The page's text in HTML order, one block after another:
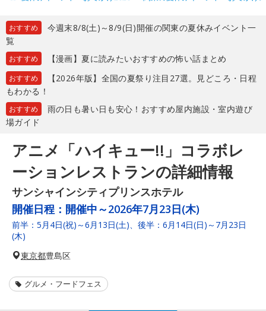
おすすめ
今週末8/8(土)～8/9(日)開催の関東の夏休みイベント一
覧
おすすめ 【漫画】夏に読みたいおすすめの怖い話まとめ
おすすめ
【2026年版】全国の夏祭り注目27選。見どころ・日程
もわかる！
おすすめ
雨の日も暑い日も安心！おすすめ屋内施設・室内遊び
場ガイド
アニメ「ハイキュー!!」コラボレ
ーションレストランの詳細情報
サンシャインシティプリンスホテル
開催日程： 開催中～2026年7月23日(木)
前半：5月4日(祝)～6月13日(土)、後半：6月14日(日)～7月23日
(木)
東京都豊島区
グルメ・フードフェス